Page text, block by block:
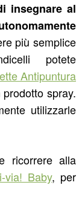
insegnare al
più semplice
potete
Antipuntura
spray.
utilizzarle
ricorrere alla
via! Baby, per